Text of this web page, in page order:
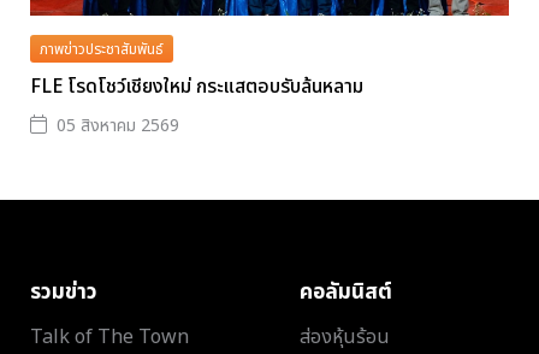
ภาพข่าวประชาสัมพันธ์
FLE โรดโชว์เชียงใหม่ กระแสตอบรับล้นหลาม
05 สิงหาคม 2569
รวมข่าว
Talk of The Town
คอลัมนิสต์
ส่องหุ้นร้อน